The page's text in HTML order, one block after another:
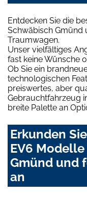
Entdecken Sie die
Schwäbisch Gmünd
Traumwagen.
Unser vielfältiges
fast keine Wünsche
Ob Sie ein
technologischen
preiswertes, aber
Gebrauchtfahrzeug
breite Palette an
Erkunden
EV6
Gmünd und
an